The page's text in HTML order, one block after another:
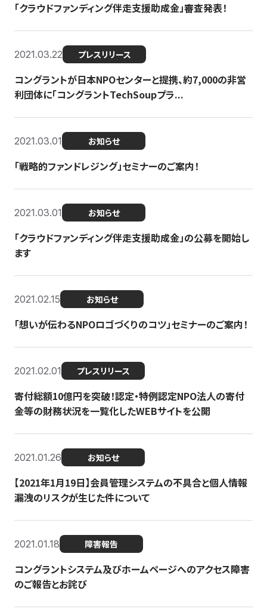
「クラウドファンディング伴走支援助成金」審査発表！
2021.03.22 プレスリリース
コングラントが日本NPOセンターと提携、約7,000の非営
利団体に「コングラントTechSoupプラ...
2021.03.01 お知らせ
「戦略的ファンドレジング」セミナーのご案内！
2021.03.01 お知らせ
「クラウドファンディング伴走支援助成金」の公募を開始し
ます
2021.02.15 お知らせ
「想いが伝わるNPOロゴづくりのコツ」セミナーのご案内！
2021.02.01 プレスリリース
寄付総額10億円を突破！認定・特例認定NPO法人の寄付
金等の財務状況を一覧化したWEBサイトを公開
2021.01.26 お知らせ
【2021年1月19日】会員管理システムの不具合と個人情報
漏洩のリスクが生じた件について
2021.01.18 障害報告
コングラントシステム及びホームページへのアクセス障害
のご報告とお詫び